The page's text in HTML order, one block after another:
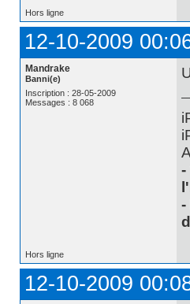
Hors ligne
12-10-2009
Mandrake
Banni(e)
Inscription : 28-05-2009
Messages : 8 068
-
-
Hors ligne
12-10-2009